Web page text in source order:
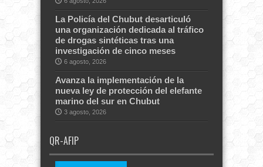
La Policía del Chubut desarticuló
una organización dedicada al tráfico
de drogas sintéticas tras una
investigación de cinco meses
6 agosto, 2026
Avanza la implementación de la
nueva ley de protección del elefante
marino del sur en Chubut
3 agosto, 2026
QR-AFIP